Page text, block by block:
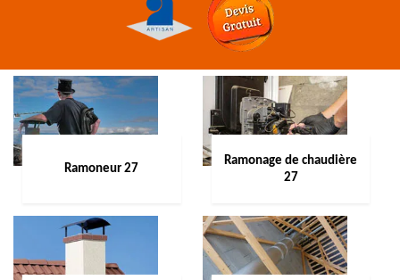
Ramoneur 27
Ramonage de chaudière
27